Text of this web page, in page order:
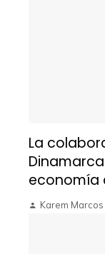
La
economía
Karem